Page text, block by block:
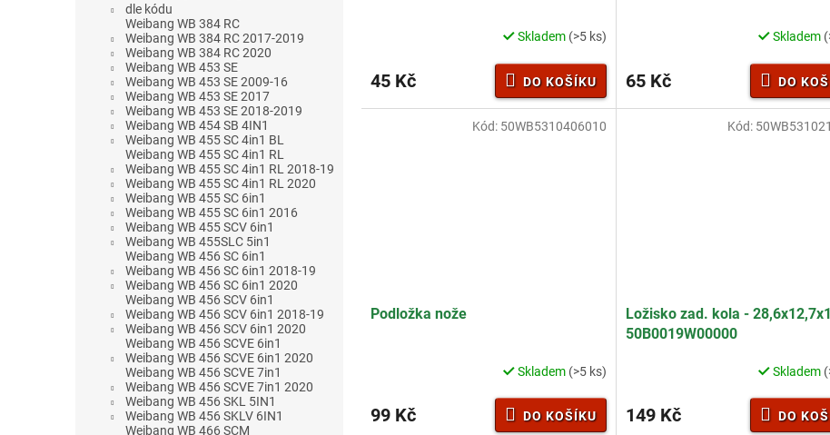
dle kódu
Weibang WB 384 RC
Weibang WB 384 RC 2017-2019
Weibang WB 384 RC 2020
Weibang WB 453 SE
Weibang WB 453 SE 2009-16
Weibang WB 453 SE 2017
Weibang WB 453 SE 2018-2019
Weibang WB 454 SB 4IN1
Weibang WB 455 SC 4in1 BL
Weibang WB 455 SC 4in1 RL
Weibang WB 455 SC 4in1 RL 2018-19
Weibang WB 455 SC 4in1 RL 2020
Weibang WB 455 SC 6in1
Weibang WB 455 SC 6in1 2016
Weibang WB 455 SCV 6in1
Weibang WB 455SLC 5in1
Weibang WB 456 SC 6in1
Weibang WB 456 SC 6in1 2018-19
Weibang WB 456 SC 6in1 2020
Weibang WB 456 SCV 6in1
Weibang WB 456 SCV 6in1 2018-19
Weibang WB 456 SCV 6in1 2020
Weibang WB 456 SCVE 6in1
Weibang WB 456 SCVE 6in1 2020
Weibang WB 456 SCVE 7in1
Weibang WB 456 SCVE 7in1 2020
Weibang WB 456 SKL 5IN1
Weibang WB 456 SKLV 6IN1
Weibang WB 466 SCM
Skladem (>5 ks)
45 Kč DO KOŠÍKU
Skladem
65 Kč DO
Podložka nože
Skladem (>5 ks)
99 Kč DO KOŠÍKU
Kód: 50WB5310406010
Ložisko zad. kola -
50B0019W00000
Skladem
149 Kč DO
Kód: